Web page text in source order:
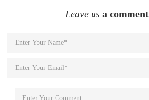
Leave us a comment